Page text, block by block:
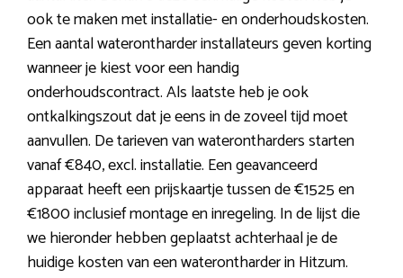
ook te maken met installatie- en onderhoudskosten.
Een aantal waterontharder installateurs geven korting
wanneer je kiest voor een handig
onderhoudscontract. Als laatste heb je ook
ontkalkingszout dat je eens in de zoveel tijd moet
aanvullen. De tarieven van waterontharders starten
vanaf €840, excl. installatie. Een geavanceerd
apparaat heeft een prijskaartje tussen de €1525 en
€1800 inclusief montage en inregeling. In de lijst die
we hieronder hebben geplaatst achterhaal je de
huidige kosten van een waterontharder in Hitzum.